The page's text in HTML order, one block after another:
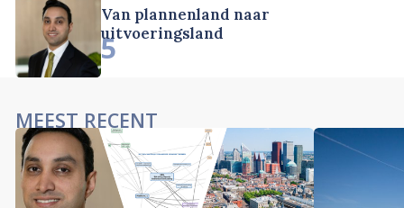
Van plannenland naar
uitvoeringsland
5
MEEST RECENT